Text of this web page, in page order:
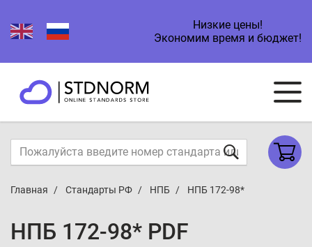
Низкие цены!
Экономим время и бюджет!
Главная Стандарты РФ НПБ НПБ 172-98*
НПБ 172-98* PDF